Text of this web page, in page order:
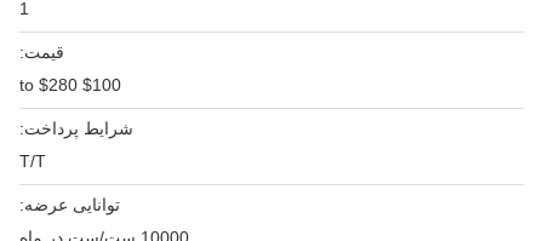
قیمت:
$100 to $280
شرایط پرداخت:
T/T
توانایی عرضه: